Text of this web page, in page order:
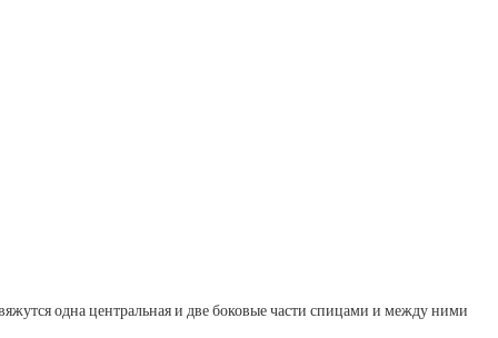
одна центральная и две боковые части спицами и между ними